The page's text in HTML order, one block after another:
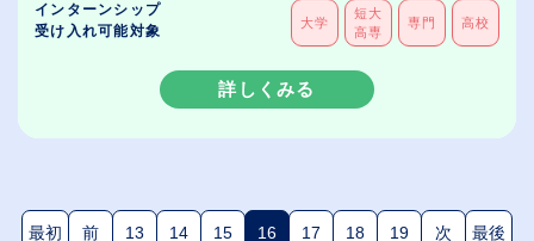
インターンシップ
受け入れ可能対象
大学
短大
高専
専門 高校
詳しくみる
最初 前 13 14 15 16 17 18 19 次 最後